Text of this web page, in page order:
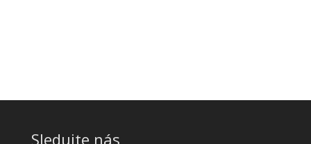
Sledujte nás